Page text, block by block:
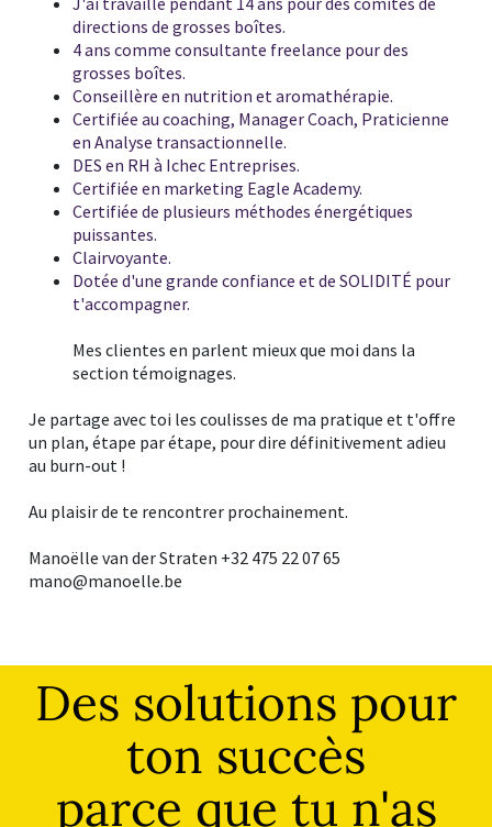
directions de grosses boîtes.
4 ans comme consultante freelance pour des
grosses boîtes.
Conseillère en nutrition et aromathérapie.
Certifiée au coaching, Manager Coach, Praticienne
en Analyse transactionnelle.
DES en RH à Ichec Entreprises.
Certifiée en marketing Eagle Academy.
Certifiée de plusieurs méthodes énergétiques
puissantes.
Clairvoyante.
Dotée d'une grande confiance et de SOLIDITÉ pour
t'accompagner.
Mes clientes en parlent mieux que moi dans la
section témoignages.
Je partage avec toi les coulisses de ma pratique et t'offre
un plan, étape par étape, pour dire définitivement adieu
au burn-out !
Au plaisir de te rencontrer prochainement.
Manoëlle van der Straten +32 475 22 07 65
mano@manoelle.be
Des solutions pour
ton succès
parce que tu n'as